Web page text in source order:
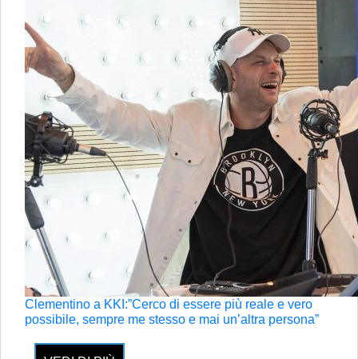
Clementino a KKI:”Cerco di essere più reale e vero
possibile, sempre me stesso e mai un’altra persona”